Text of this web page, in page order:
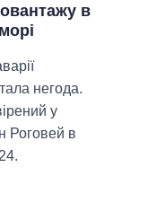
в
негода.
у
Роговей в